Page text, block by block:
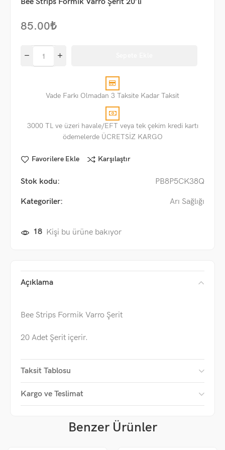
85.00₺
Vade Farkı Olmadan 3 Taksite Kadar Taksit
3000 TL ve üzeri havale/EFT veya tek çekim kredi kartı
ödemelerde ÜCRETSİZ KARGO
Favorilere Ekle Karşılaştır
Stok kodu: PB8P5CK38Q
Kategoriler: Arı Sağlığı
18 Kişi bu ürüne bakıyor
Açıklama
Bee Strips Formik Varro Şerit
20 Adet Şerit içerir.
Taksit Tablosu
Kargo ve Teslimat
Benzer Ürünler